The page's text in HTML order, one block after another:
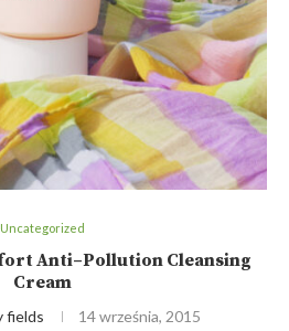
Uncategorized
Anti–Pollution Cleansing
Cream
fields 14 września, 2015